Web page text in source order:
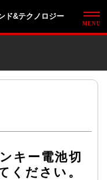
ド&テクノロジー
キー電池切
ください。